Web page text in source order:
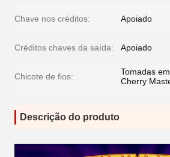
Chave nos créditos: Apoiado
Créditos chaves da saída: Apoiado
Chicote de fios:
Tomadas
Cherry
Descrição do produto